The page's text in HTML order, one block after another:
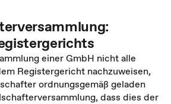
einer GmbH nicht alle
Registergericht nachzuweisen,
ordnungsgemäß geladen
dass dies der